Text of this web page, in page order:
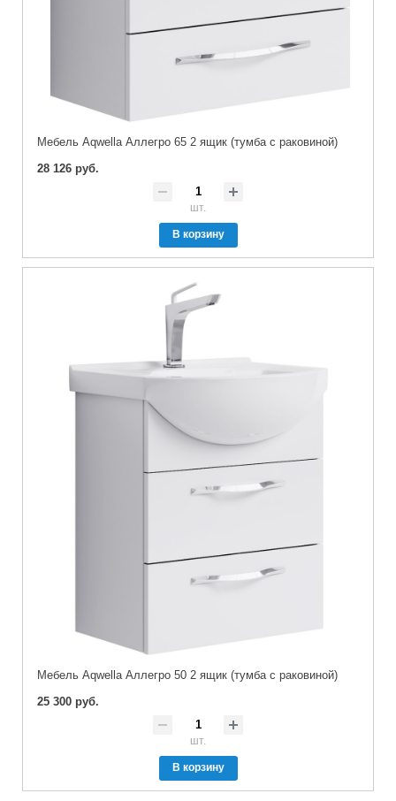
Мебель Aqwella Аллегро 65 2 ящик (тумба с раковиной)
28 126 руб.
шт.
В корзину
Мебель Aqwella Аллегро 50 2 ящик (тумба с раковиной)
25 300 руб.
шт.
В корзину